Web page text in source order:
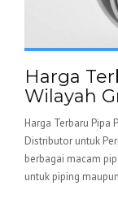
Harga
Wilayah
Harga Terbaru Pipa
Distributor untuk
berbagai macam
untuk piping